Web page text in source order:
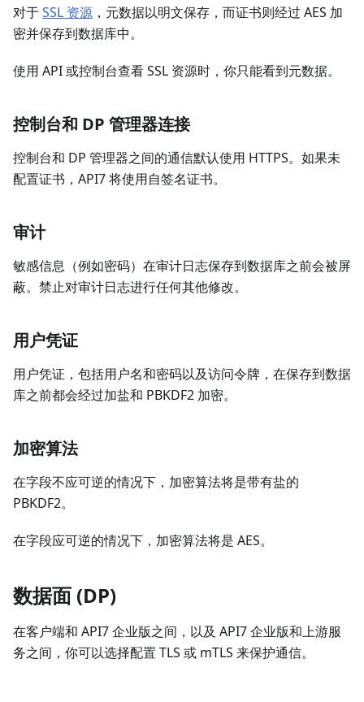
对于SSL 资源 ，元数据以明文保存，而证书则经过 AES 加
密并保存到数据库中。
使用 API 或控制台查看 SSL 资源时，你只能看到元数据。
控制台和 DP 管理器连接
控制台和 DP 管理器之间的通信默认使用 HTTPS。如果未
配置证书，API7 将使用自签名证书。
审计
敏感信息（例如密码）在审计日志保存到数据库之前会被屏
蔽。禁止对审计日志进行任何其他修改。
用户凭证
用户凭证，包括用户名和密码以及访问令牌，在保存到数据
库之前都会经过加盐和 PBKDF2 加密。
加密算法
在字段不应可逆的情况下，加密算法将是带有盐的
PBKDF2。
在字段应可逆的情况下，加密算法将是 AES。
数据面 (DP)
在客户端和 API7 企业版之间，以及 API7 企业版和上游服
务之间，你可以选择配置 TLS 或 mTLS 来保护通信。